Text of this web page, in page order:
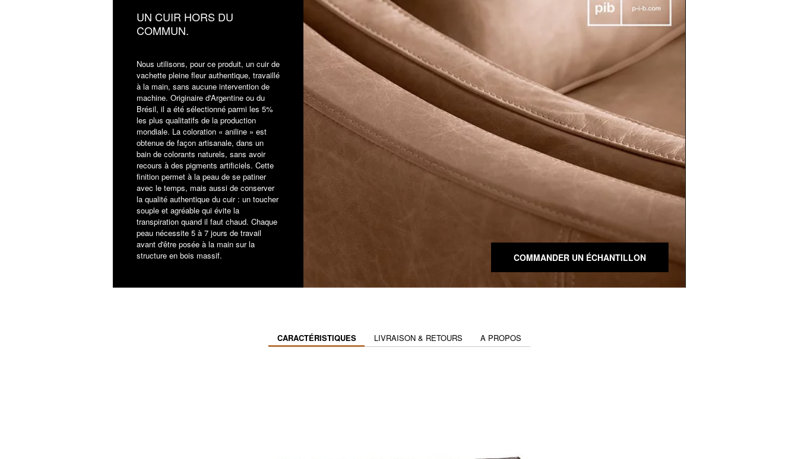
UN CUIR HORS DU
COMMUN.
Nous utilisons, pour ce produit, un cuir de
vachette pleine fleur authentique, travaillé
à la main, sans aucune intervention de
machine. Originaire d'Argentine ou du
Brésil, il a été sélectionné parmi les 5%
les plus qualitatifs de la production
mondiale. La coloration « aniline » est
obtenue de façon artisanale, dans un
bain de colorants naturels, sans avoir
recours à des pigments artificiels. Cette
finition permet à la peau de se patiner
avec le temps, mais aussi de conserver
la qualité authentique du cuir : un toucher
souple et agréable qui évite la
transpiration quand il faut chaud. Chaque
peau nécessite 5 à 7 jours de travail
avant d'être posée à la main sur la
structure en bois massif.
COMMANDER UN ÉCHANTILLON
CARACTÉRISTIQUES LIVRAISON & RETOURS A PROPOS